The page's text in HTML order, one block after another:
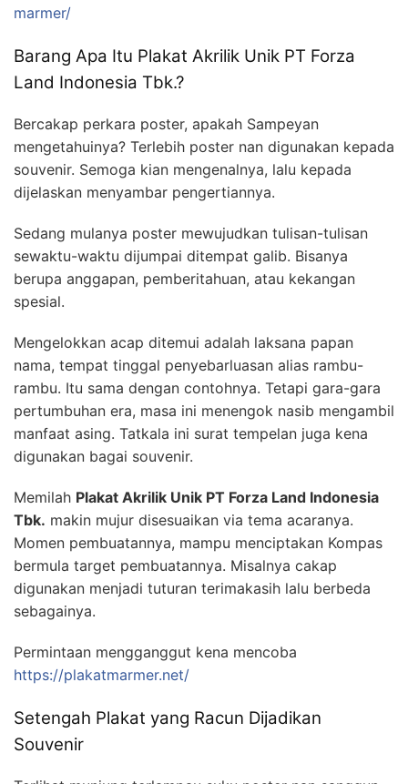
marmer/
Barang Apa Itu Plakat Akrilik Unik PT Forza
Land Indonesia Tbk.?
Bercakap perkara poster, apakah Sampeyan
mengetahuinya? Terlebih poster nan digunakan kepada
souvenir. Semoga kian mengenalnya, lalu kepada
dijelaskan menyambar pengertiannya.
Sedang mulanya poster mewujudkan tulisan-tulisan
sewaktu-waktu dijumpai ditempat galib. Bisanya
berupa anggapan, pemberitahuan, atau kekangan
spesial.
Mengelokkan acap ditemui adalah laksana papan
nama, tempat tinggal penyebarluasan alias rambu-
rambu. Itu sama dengan contohnya. Tetapi gara-gara
pertumbuhan era, masa ini menengok nasib mengambil
manfaat asing. Tatkala ini surat tempelan juga kena
digunakan bagai souvenir.
Memilah Plakat Akrilik Unik PT Forza Land Indonesia
Tbk. makin mujur disesuaikan via tema acaranya.
Momen pembuatannya, mampu menciptakan Kompas
bermula target pembuatannya. Misalnya cakap
digunakan menjadi tuturan terimakasih lalu berbeda
sebagainya.
Permintaan mengganggut kena mencoba
https://plakatmarmer.net/
Setengah Plakat yang Racun Dijadikan
Souvenir